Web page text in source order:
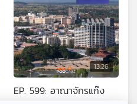
13:26
EP. 599: อาณาจักรแก๊ง